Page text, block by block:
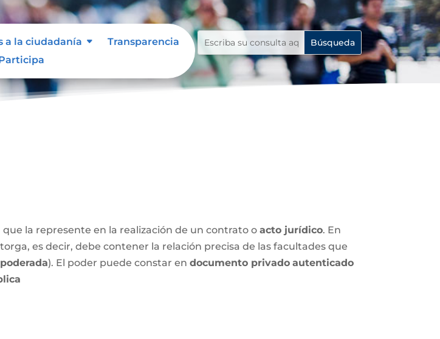
a la ciudadanía
Transparencia
la represente en la realización de un contrato oacto jurídico. En
es decir, debe contener la relación precisa de las facultades que
). El poder puede constar endocumento privado autenticado